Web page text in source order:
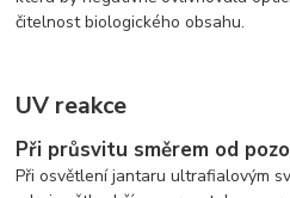
čitelnost biologického obsahu.
UV reakce
Při průsvitu směrem od
Při osvětlení jantaru ultrafialovým